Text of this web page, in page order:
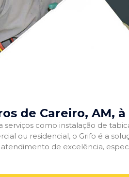
de Careiro, AM,
serviços como instalação de
ou residencial, o Grifo é a
de excelência,